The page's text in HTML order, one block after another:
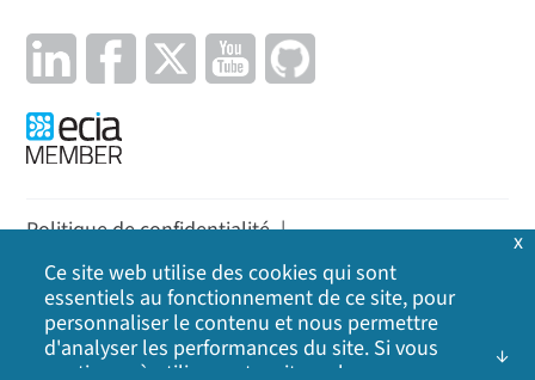
Politique de confidentialité |
Politique en matière de cookies | Politique
Plan du site
2026 Digi International Inc. Tous droits réservés.
Ce site web utilise des cookies qui sont
essentiels au fonctionnement de ce site, pour
personnaliser le contenu et nous permettre
d'analyser les performances du site. Si vous
continuez à utiliser notre site web, vous
x